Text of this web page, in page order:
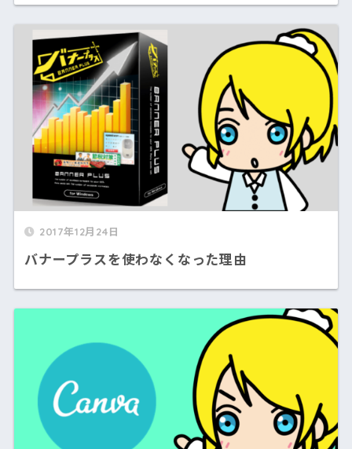
2017年12月24日
バナープラスを使わなくなった理由